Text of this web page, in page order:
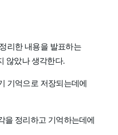
리한 내용을 발표하는
않았나 생각한다.
기억으로 저장되는데에
을 정리하고 기억하는데에